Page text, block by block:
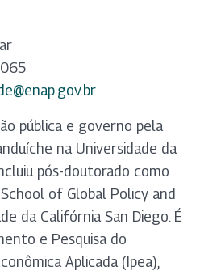
pública e governo pela
na Universidade da
pós-doutorado como
of Global Policy and
da Califórnia San Diego. É
e Pesquisa do
Aplicada (Ipea),